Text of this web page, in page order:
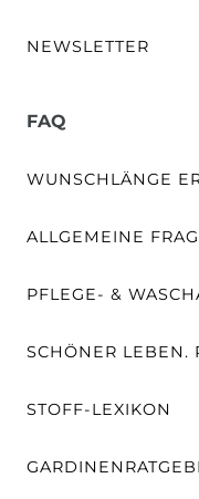
NEWSLETTER
FAQ
WUNSCHLÄNGE
ALLGEMEINE
PFLEGE- &
SCHÖNER LEBEN.
STOFF-LEXIKON